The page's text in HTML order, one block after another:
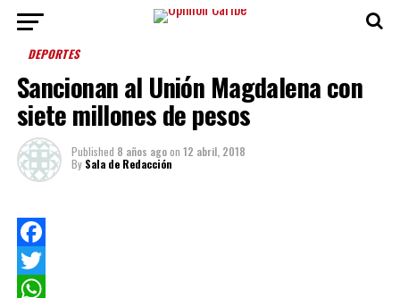
DEPORTES
Sancionan al Unión Magdalena con
siete millones de pesos
Published 8 años agoon 12 abril, 2018
By Sala de Redacción
Facebook
Twitter